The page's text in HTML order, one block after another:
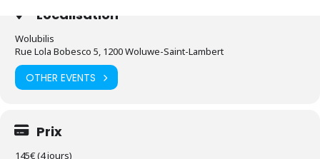
Localisation
Wolubilis
Rue Lola Bobesco 5, 1200 Woluwe-Saint-Lambert
OTHER EVENTS
Prix
145€ (4 jours)